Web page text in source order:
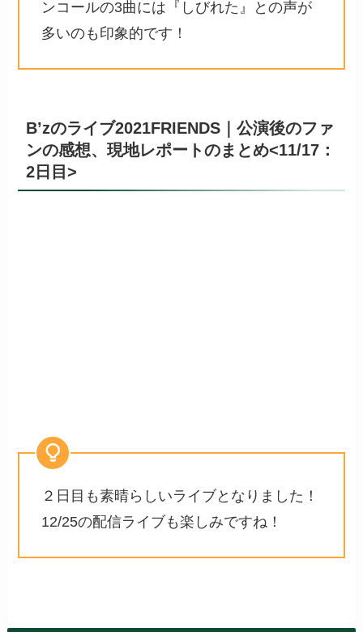
ンコールの3曲には『しびれた』との声が
多いのも印象的です！
B’zのライブ2021FRIENDS｜公演後のファ
ンの感想、現地レポートのまとめ<11/17：
2日目>
２日目も素晴らしいライブとなりました！
12/25の配信ライブも楽しみですね！